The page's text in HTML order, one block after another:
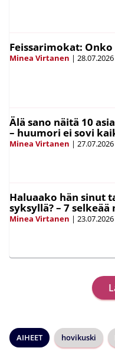
Feissarimokat: Onko
Minea Virtanen | 28.07.2026
Älä sano näitä 10
– huumori ei sovi
Minea Virtanen | 27.07.2026
Haluaako hän sinut
syksyllä? – 7
Minea Virtanen | 23.07.2026
AIHEET hovikuski